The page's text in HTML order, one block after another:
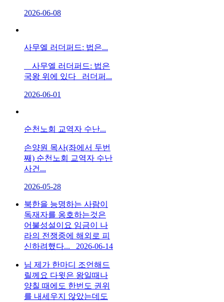
2026-06-08
사무엘 러더퍼드: 법은...
사무엘 러더퍼드: 법은
국왕 위에 있다 러더퍼...
2026-06-01
순천노회 교역자 수난...
손양원 목사(좌에서 두번
째) 순천노회 교역자 수난
사건...
2026-05-28
북한을 능명하는 사람이
독재자를 옹호하는것은
어불성설이요 임금이 나
라의 전쟁중에 해외로 피
신하려했다...
2026-06-14
님 제가 한마디 조언해드
릴께요 다윗은 왕일때나
양칠 때에도 한번도 권위
를 내세우지 않았는데도